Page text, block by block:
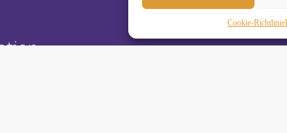
Cookie-Richtlinie